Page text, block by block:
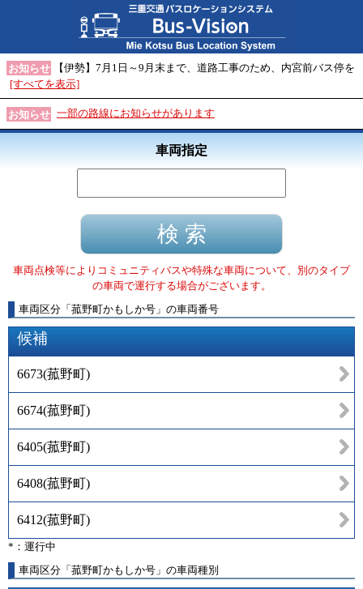
お知らせ
【伊勢】7月1日～9月末まで、道路工事のため、内宮前バス停を
[すべてを表示]
お知らせ 一部の路線にお知らせがあります
車両指定
車両点検等によりコミュニティバスや特殊な車両について、別のタイプ
の車両で運行する場合がございます。
車両区分 「 菰野町かもしか号 」 の車両番号
候補
6673(菰野町)
6674(菰野町)
6405(菰野町)
6408(菰野町)
6412(菰野町)
*：運行中
車両区分「菰野町かもしか号」の車両種別